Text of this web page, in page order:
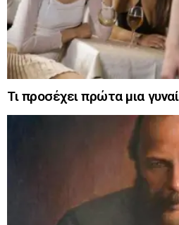
Τι προσέχει πρώτα μια